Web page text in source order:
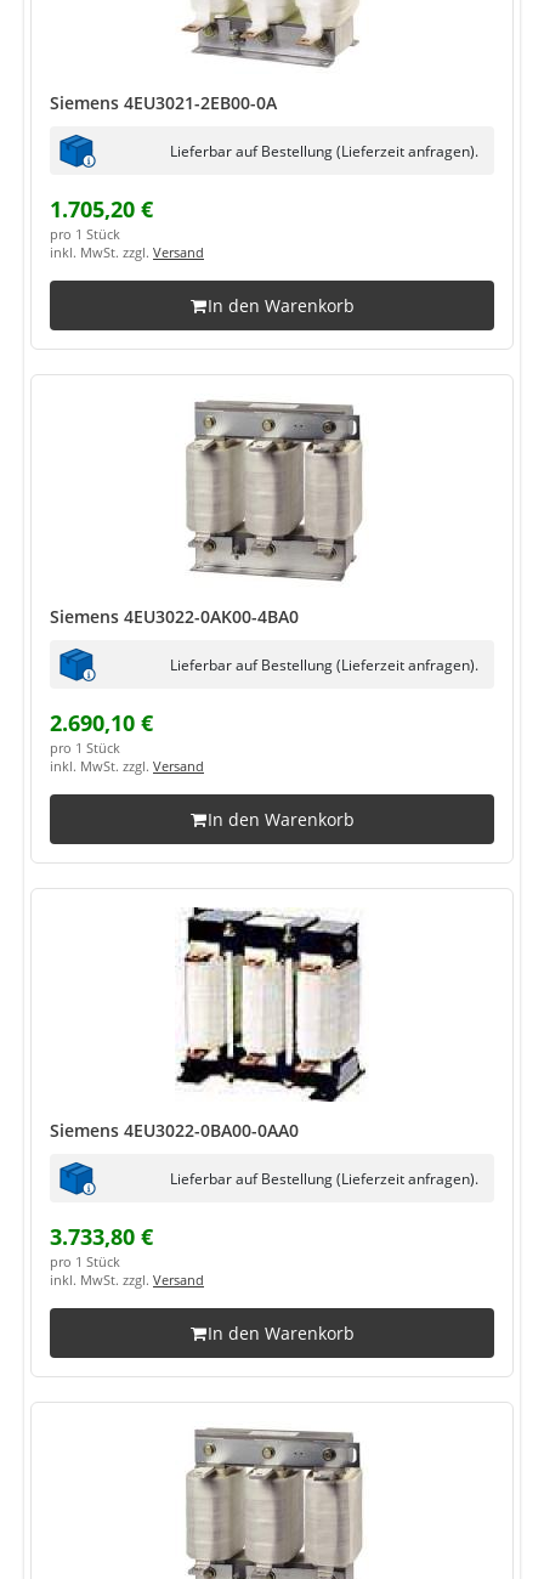
Siemens 4EU3021-2EB00-0A
Lieferbar auf Bestellung (Lieferzeit anfragen).
1.705,20 €
pro 1 Stück
inkl. MwSt. zzgl. Versand
In den Warenkorb
Siemens 4EU3022-0AK00-4BA0
Lieferbar auf Bestellung (Lieferzeit anfragen).
2.690,10 €
pro 1 Stück
inkl. MwSt. zzgl. Versand
In den Warenkorb
Siemens 4EU3022-0BA00-0AA0
Lieferbar auf Bestellung (Lieferzeit anfragen).
3.733,80 €
pro 1 Stück
inkl. MwSt. zzgl. Versand
In den Warenkorb